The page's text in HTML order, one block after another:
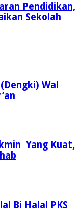
Pendidikan,
Sekolah
Wal
Yang Kuat,
Bi Halal PKS